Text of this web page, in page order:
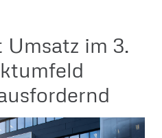
Umsatz im 3.